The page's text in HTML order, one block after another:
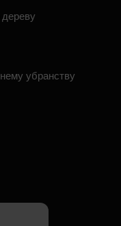
убранству